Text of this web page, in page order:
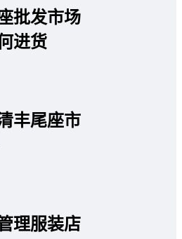
批发市场
进货
丰尾座市
理服装店